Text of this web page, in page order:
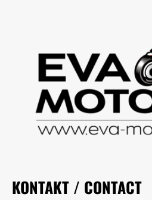
KONTAKT / CONTACT